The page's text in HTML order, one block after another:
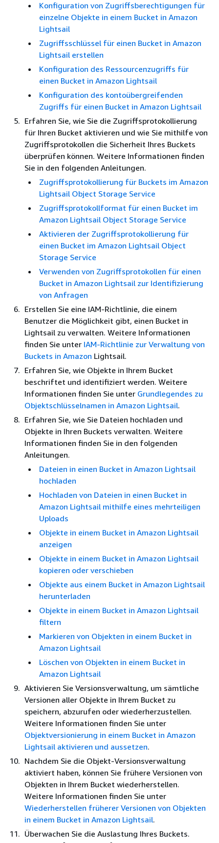
Konfiguration von Zugriffsberechtigungen für
einzelne Objekte in einem Bucket in Amazon
Lightsail
Zugriffsschlüssel für einen Bucket in Amazon
Lightsail erstellen
Konfiguration des Ressourcenzugriffs für
einen Bucket in Amazon Lightsail
Konfiguration des kontoübergreifenden
Zugriffs für einen Bucket in Amazon Lightsail
Erfahren Sie, wie Sie die Zugriffsprotokollierung
für Ihren Bucket aktivieren und wie Sie mithilfe von
Zugriffsprotokollen die Sicherheit Ihres Buckets
überprüfen können. Weitere Informationen finden
Sie in den folgenden Anleitungen.
Zugriffsprotokollierung für Buckets im Amazon
Lightsail Object Storage Service
Zugriffsprotokollformat für einen Bucket im
Amazon Lightsail Object Storage Service
Aktivieren der Zugriffsprotokollierung für
einen Bucket im Amazon Lightsail Object
Storage Service
Verwenden von Zugriffsprotokollen für einen
Bucket in Amazon Lightsail zur Identifizierung
von Anfragen
Erstellen Sie eine IAM-Richtlinie, die einem
Benutzer die Möglichkeit gibt, einen Bucket in
Lightsail zu verwalten. Weitere Informationen
finden Sie unter IAM-Richtlinie zur Verwaltung von
Buckets in Amazon Lightsail.
Erfahren Sie, wie Objekte in Ihrem Bucket
beschriftet und identifiziert werden. Weitere
Informationen finden Sie unter Grundlegendes zu
Objektschlüsselnamen in Amazon Lightsail.
Erfahren Sie, wie Sie Dateien hochladen und
Objekte in Ihren Buckets verwalten. Weitere
Informationen finden Sie in den folgenden
Anleitungen.
Dateien in einen Bucket in Amazon Lightsail
hochladen
Hochladen von Dateien in einen Bucket in
Amazon Lightsail mithilfe eines mehrteiligen
Uploads
Objekte in einem Bucket in Amazon Lightsail
anzeigen
Objekte in einem Bucket in Amazon Lightsail
kopieren oder verschieben
Objekte aus einem Bucket in Amazon Lightsail
herunterladen
Objekte in einem Bucket in Amazon Lightsail
filtern
Markieren von Objekten in einem Bucket in
Amazon Lightsail
Löschen von Objekten in einem Bucket in
Amazon Lightsail
Aktivieren Sie Versionsverwaltung, um sämtliche
Versionen aller Objekte in Ihrem Bucket zu
speichern, abzurufen oder wiederherzustellen.
Weitere Informationen finden Sie unter
Objektversionierung in einem Bucket in Amazon
Lightsail aktivieren und aussetzen.
Nachdem Sie die Objekt-Versionsverwaltung
aktiviert haben, können Sie frühere Versionen von
Objekten in Ihrem Bucket wiederherstellen.
Weitere Informationen finden Sie unter
Wiederherstellen früherer Versionen von Objekten
in einem Bucket in Amazon Lightsail.
Überwachen Sie die Auslastung Ihres Buckets.